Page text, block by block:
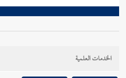
الخدمات العلمية